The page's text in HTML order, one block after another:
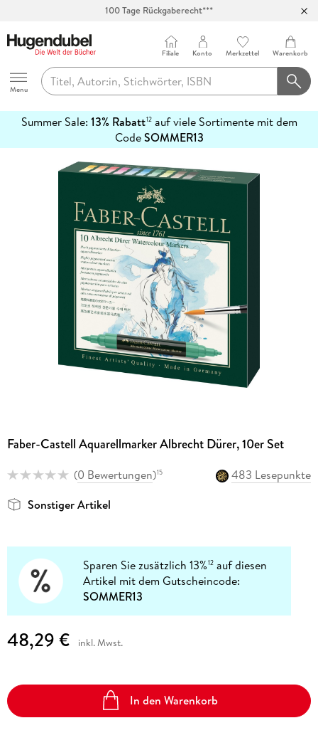
100 Tage Rückgaberecht***
Hugendubel
Menu
Filiale Konto Merkzettel Warenkorb
Summer Sale: 13% Rabatt12auf viele Sortimente mit dem
CodeSOMMER13
erfahren
Faber-Castell Aquarellmarker Albrecht Dürer, 10er Set
(0 Bewertungen)15
483 Lesepunkte
Sonstiger Artikel
Sparen Sie zusätzlich 13%12 auf diesen
Artikel mit dem Gutscheincode:
SOMMER13
48,29 € inkl. Mwst.
In den Warenkorb